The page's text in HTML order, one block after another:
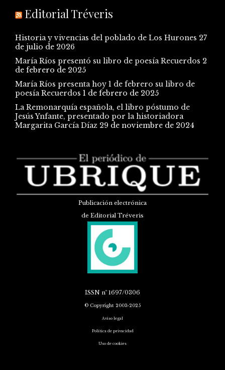
Editorial Tréveris
Historia y vivencias del poblado de Los Hurones 27
de julio de 2026
María Ríos presentó su libro de poesía Recuerdos 2
de febrero de 2025
María Ríos presenta hoy 1 de febrero su libro de
poesía Recuerdos 1 de febrero de 2025
La Remonarquía española, el libro póstumo de
Jesús Ynfante, presentado por la historiadora
Margarita García Díaz 29 de noviembre de 2024
Publicación electrónica
de Editorial Tréveris
ISSN nº 1697/0306
© Copyright 2003-2025
Aviso legal
Política de privacidad
Uso de cookies